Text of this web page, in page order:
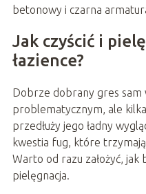
betonowy i czarna
Jak czyścić i
łazience?
Dobrze dobrany gres sam
problematycznym, ale
przedłuży jego ładny
kwestia fug, które
Warto od razu założyć, jak
pielęgnacja.